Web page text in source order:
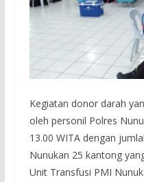
Kegiatan donor darah
oleh personil Polres
13.00 WITA dengan
Nunukan 25 kantong
Unit Transfusi PMI